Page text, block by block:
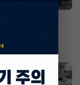
분!!
원